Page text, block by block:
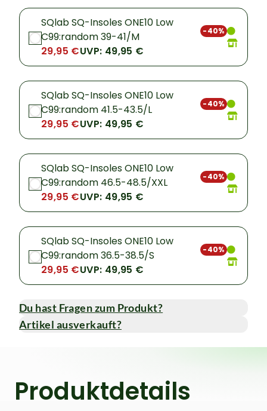
SQlab SQ-Insoles ONE10 Low
C99:random 39-41/M
29,95 €UVP: 49,95 €
-40%
SQlab SQ-Insoles ONE10 Low
C99:random 41.5-43.5/L
29,95 €UVP: 49,95 €
-40%
SQlab SQ-Insoles ONE10 Low
C99:random 46.5-48.5/XXL
29,95 €UVP: 49,95 €
-40%
SQlab SQ-Insoles ONE10 Low
C99:random 36.5-38.5/S
29,95 €UVP: 49,95 €
-40%
Du hast Fragen zum Produkt?
Artikel ausverkauft?
Produktdetails